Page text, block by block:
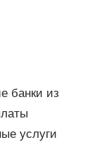
банки из
услуги